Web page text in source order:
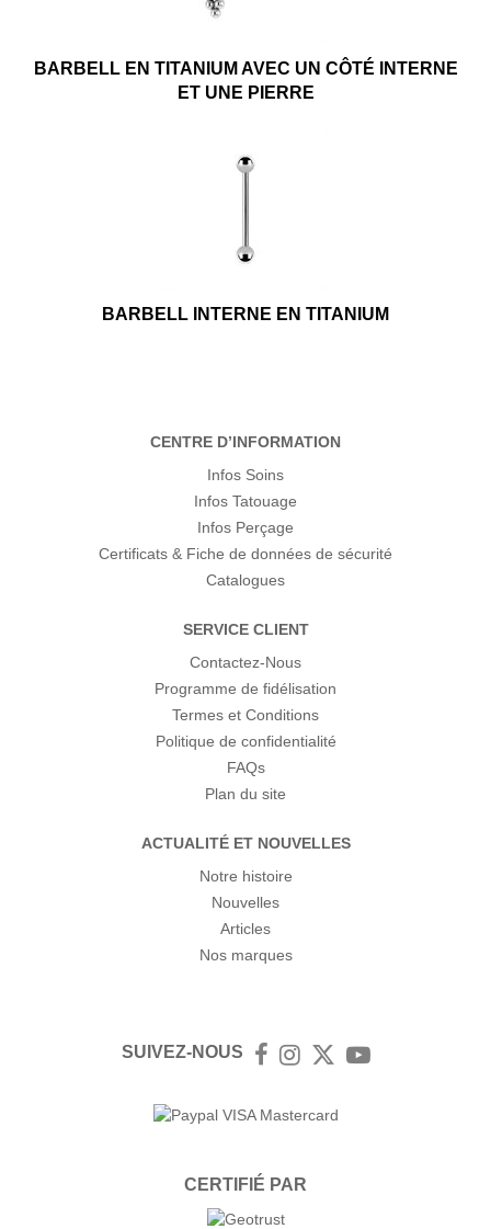
BARBELL EN TITANIUM AVEC UN CÔTÉ INTERNE
ET UNE PIERRE
BARBELL INTERNE EN TITANIUM
CENTRE D’INFORMATION
Infos Soins
Infos Tatouage
Infos Perçage
Certificats & Fiche de données de sécurité
Catalogues
SERVICE CLIENT
Contactez-Nous
Programme de fidélisation
Termes et Conditions
Politique de confidentialité
FAQs
Plan du site
ACTUALITÉ ET NOUVELLES
Notre histoire
Nouvelles
Articles
Nos marques
SUIVEZ-NOUS FacebookInstagram
TwitterYouTube
CERTIFIÉ PAR